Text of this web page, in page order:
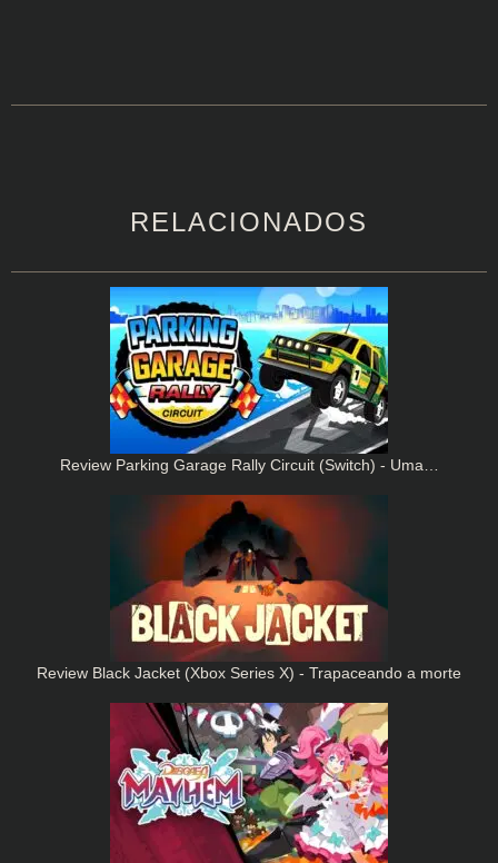
RELACIONADOS
Review Parking Garage Rally Circuit (Switch) - Uma…
Review Black Jacket (Xbox Series X) - Trapaceando a morte